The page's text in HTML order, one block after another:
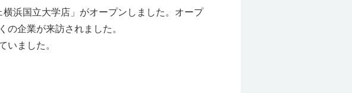
浜国立大学店」がオープンしました。オープ
の企業が来訪されました。
いました。